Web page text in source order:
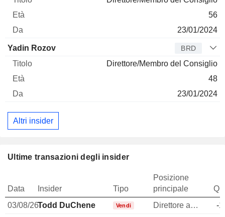
56
23/01/2024
Yadin Rozov BRD
Direttore/Membro del Consiglio
48
23/01/2024
Altri insider
Ultime transazioni degli insider
Data Insider Tipo
Posizione
principale
03/08/26Todd DuChene Vendi Direttore amministrativo (CAO)
-